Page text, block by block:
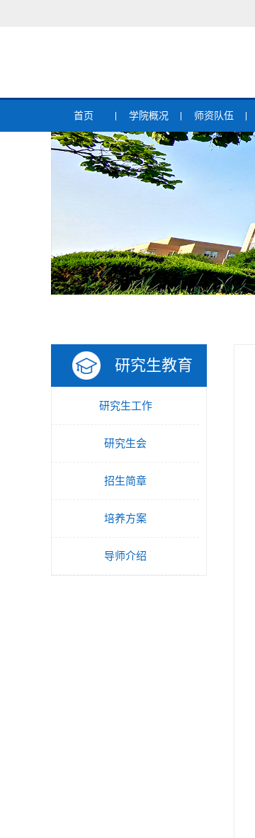
首页 学院概况 师资队伍
研究生教育
研究生工作
研究生会
招生简章
培养方案
导师介绍